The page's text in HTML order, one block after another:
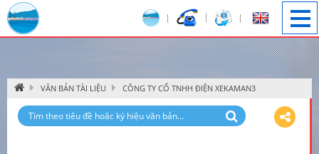
VĂN BẢN TÀI LIỆU CÔNG TY CỔ TNHH ĐIỆN XEKAMAN3
Image 1